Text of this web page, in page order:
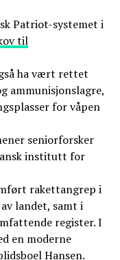
Patriot-systemet i
til
ha vært rettet
ammunisjonslagre,
for våpen
seniorforsker
institutt for
rakettangrep i
landet, samt i
register. I
en moderne
Hansen.